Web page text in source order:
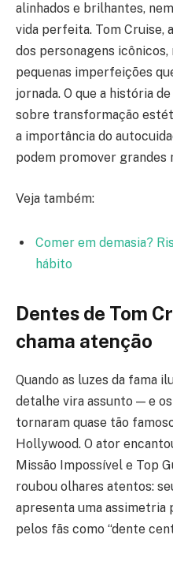
alinhados e brilhantes,
vida perfeita. Tom Cruise,
dos personagens icônicos,
pequenas imperfeições
jornada. O que a história
sobre transformação
a importância do
podem promover grandes
Veja também:
Comer em demasia?
hábito
Dentes de Tom
chama atenção
Quando as luzes da fama
detalhe vira assunto — e
tornaram quase tão
Hollywood. O ator
Missão Impossível e Top
roubou olhares atentos:
apresenta uma assimetria
pelos fãs como “dente